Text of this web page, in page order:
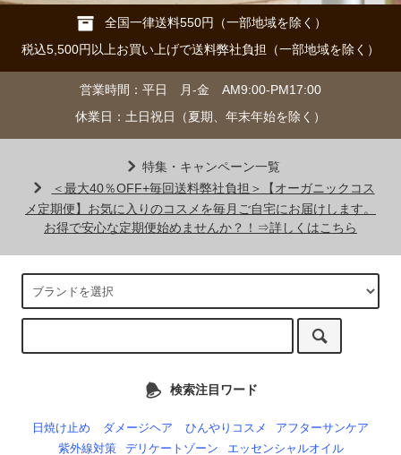
全国一律送料550円（一部地域を除く）
税込5,500円以上お買い上げで送料弊社負担（一部地域を除く）
営業時間：平日 月-金 AM9:00-PM17:00
休業日：土日祝日（夏期、年末年始を除く）
特集・キャンペーン一覧
＜最大40％OFF+毎回送料弊社負担＞【オーガニックコス
メ定期便】お気に入りのコスメを毎月ご自宅にお届けします。
お得で安心な定期便始めませんか？！⇒詳しくはこちら
検索注目ワード
日焼け止め ダメージヘア ひんやりコスメ
アフターサンケア
紫外線対策
デリケートゾーン
エッセンシャルオイル